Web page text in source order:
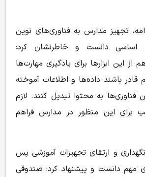
تجهیز مدارس به فناوری‌های نوین
اساسی دانست و خاطرنشان کرد:
از این ابزارها برای یادگیری مهارت‌ها
قادر باشند داده‌ها و اطلاعات آموخته
فناوری‌ها به محتوا تبدیل کنند. لازم
برای این منظور در مدارس فراهم
و ارتقای تجهیزات آموزشی پس
مهم دانست و پیشنهاد کرد: صندوقی